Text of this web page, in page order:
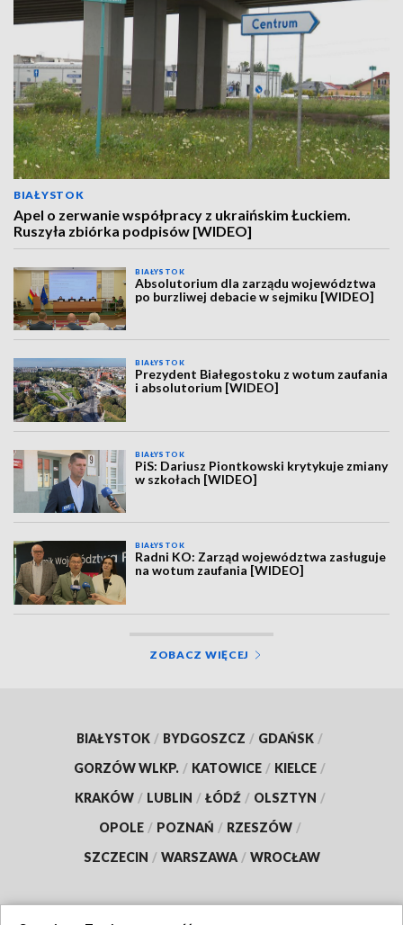
BIAŁYSTOK
Apel o zerwanie współpracy z ukraińskim Łuckiem.
Ruszyła zbiórka podpisów [WIDEO]
BIAŁYSTOK
Absolutorium dla zarządu województwa
po burzliwej debacie w sejmiku [WIDEO]
BIAŁYSTOK
Prezydent Białegostoku z wotum zaufania
i absolutorium [WIDEO]
BIAŁYSTOK
PiS: Dariusz Piontkowski krytykuje zmiany
w szkołach [WIDEO]
BIAŁYSTOK
Radni KO: Zarząd województwa zasługuje
na wotum zaufania [WIDEO]
ZOBACZ WIĘCEJ
BIAŁYSTOK / BYDGOSZCZ / GDAŃSK /
GORZÓW WLKP. / KATOWICE / KIELCE /
KRAKÓW / LUBLIN / ŁÓDŹ / OLSZTYN /
OPOLE / POZNAŃ / RZESZÓW /
SZCZECIN / WARSZAWA / WROCŁAW